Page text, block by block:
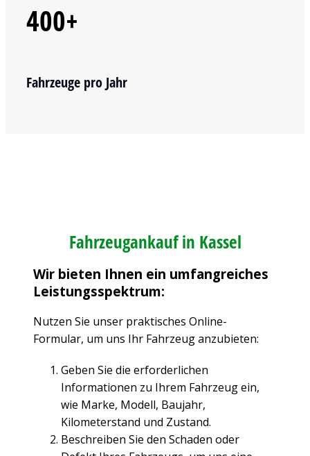
400+
Fahrzeuge pro Jahr
Fahrzeugankauf in Kassel
Wir bieten Ihnen ein umfangreiches
Leistungsspektrum:
Nutzen Sie unser praktisches Online-
Formular, um uns Ihr Fahrzeug anzubieten:
Geben Sie die erforderlichen
Informationen zu Ihrem Fahrzeug ein,
wie Marke, Modell, Baujahr,
Kilometerstand und Zustand.
Beschreiben Sie den Schaden oder